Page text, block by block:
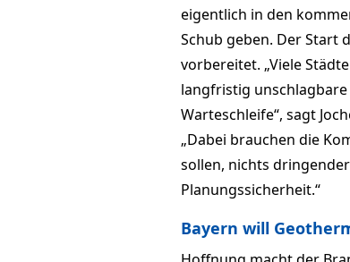
eigentlich in den
Schub geben. Der Start
vorbereitet. „Viele
langfristig
Warteschleife“, sagt
„Dabei brauchen die
sollen, nichts
Planungssicherheit.“
Bayern will